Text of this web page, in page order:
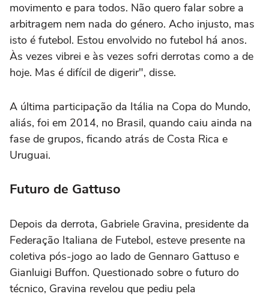
movimento e para todos. Não quero falar sobre a
arbitragem nem nada do género. Acho injusto, mas
isto é futebol. Estou envolvido no futebol há anos.
Às vezes vibrei e às vezes sofri derrotas como a de
hoje. Mas é difícil de digerir", disse.
A última participação da Itália na Copa do Mundo,
aliás, foi em 2014, no Brasil, quando caiu ainda na
fase de grupos, ficando atrás de Costa Rica e
Uruguai.
Futuro de Gattuso
Depois da derrota, Gabriele Gravina, presidente da
Federação Italiana de Futebol, esteve presente na
coletiva pós-jogo ao lado de Gennaro Gattuso e
Gianluigi Buffon. Questionado sobre o futuro do
técnico, Gravina revelou que pediu pela